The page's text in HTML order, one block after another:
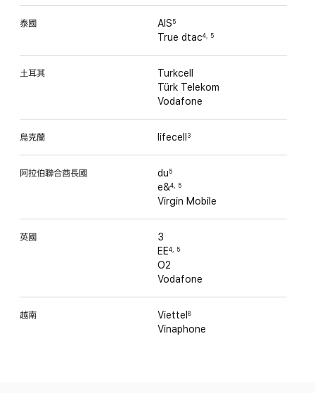
泰國 AIS 5
True dtac4 5
土耳其
Turkcell
Türk Telekom
Vodafone
烏克蘭 lifecell 3
阿拉伯聯合酋長國 du 5
e&4 5
Virgin Mobile
英國
3
EE4 5
O2
Vodafone
越南 Viettel 8
Vinaphone